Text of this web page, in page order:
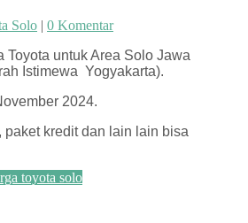
Solo | 0 Komentar
Toyota untuk Area Solo Jawa
Istimewa Yogyakarta).
2024.
paket kredit dan lain lain bisa
toyota solo